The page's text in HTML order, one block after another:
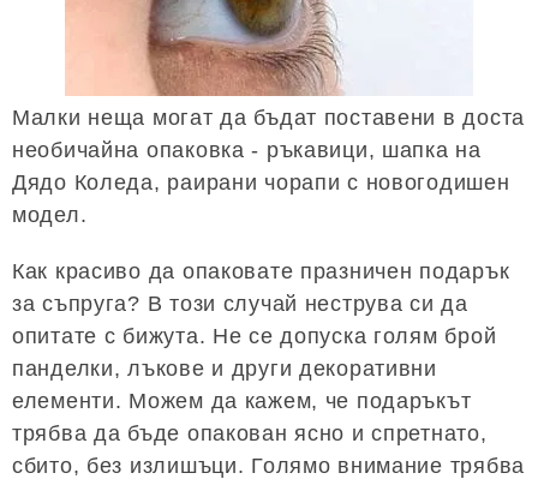
Малки неща могат да бъдат поставени в доста
необичайна опаковка - ръкавици, шапка на
Дядо Коледа, раирани чорапи с новогодишен
модел.
Как красиво да опаковате празничен подарък
за съпруга? В този случай неструва си да
опитате с бижута. Не се допуска голям брой
панделки, лъкове и други декоративни
елементи. Можем да кажем, че подаръкът
трябва да бъде опакован ясно и спретнато,
сбито, без излишъци. Голямо внимание трябва